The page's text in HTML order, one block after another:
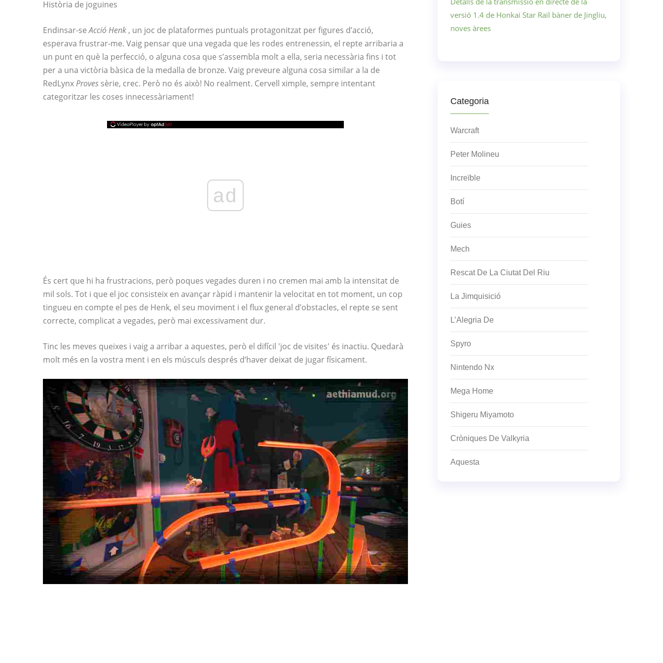
Història de joguines
Endinsar-seAcció Henk , un joc de plataformes puntuals protagonitzat per figures d’acció,
esperava frustrar-me. Vaig pensar que una vegada que les rodes entrenessin, el repte arribaria a
un punt en què la perfecció, o alguna cosa que s’assembla molt a ella, seria necessària fins i tot
per a una victòria bàsica de la medalla de bronze. Vaig preveure alguna cosa similar a la de
RedLynxProves sèrie, crec. Però no és això! No realment. Cervell ximple, sempre intentant
categoritzar les coses innecessàriament!
ad
És cert que hi ha frustracions, però poques vegades duren i no cremen mai amb la intensitat de
mil sols. Tot i que el joc consisteix en avançar ràpid i mantenir la velocitat en tot moment, un cop
tingueu en compte el pes de Henk, el seu moviment i el flux general d’obstacles, el repte se sent
correcte, complicat a vegades, però mai excessivament dur.
Tinc les meves queixes i vaig a arribar a aquestes, però el difícil 'joc de visites' és inactiu. Quedarà
molt més en la vostra ment i en els músculs després d’haver deixat de jugar físicament.
versió 1.4 de Honkai Star Rail bàner de Jingliu,
noves àrees
Categoria
Warcraft
Peter Molineu
Increïble
Botí
Guies
Mech
Rescat De La Ciutat Del Riu
La Jimquisició
L’Alegria De
Spyro
Nintendo Nx
Mega Home
Shigeru Miyamoto
Cròniques De Valkyria
Aquesta